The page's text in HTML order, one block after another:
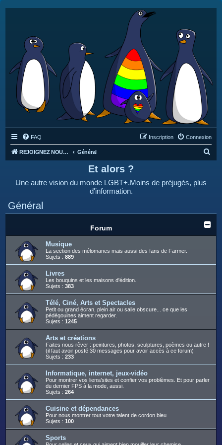
FAQ Connexion
Inscription
REJOIGNEZ NOUS SUR DISCORD : https://discord.gg/4C2Bvub Général
h
Et alors ?
Une autre vision du monde LGBT+.Moins de préjugés, plus
d'information.
Général
Forum
Musique
La section des mélomanes mais aussi des fans de Farmer.
Sujets : 889
Livres
Les bouquins et les maisons d'édition.
Sujets : 383
Télé, Ciné, Arts et Spectacles
Petit ou grand écran, plein air ou salle obscure... ce que les
pédégouines aiment regarder.
Sujets : 1245
Arts et créations
Faites nous rêver : peintures, photos, sculptures, poèmes ou autre !
(il faut avoir posté 30 messages pour avoir accès à ce forum)
Sujets : 233
Informatique, internet, jeux-vidéo
Pour montrer vos liens/sites et confier vos problèmes. Et pour parler
du dernier FPS à la mode, aussi.
Sujets : 264
Cuisine et dépendances
Pour nous montrer tout votre talent de cordon bleu
Sujets : 100
Sports